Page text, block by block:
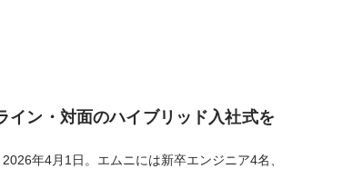
イン・対面のハイブリッド入社式を
年4月1日。エムニには新卒エンジニア4名、